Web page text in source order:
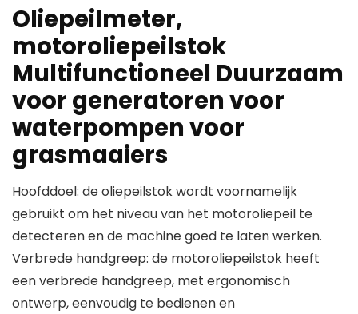
Oliepeilmeter,
motoroliepeilstok
Multifunctioneel Duurzaam
voor generatoren voor
waterpompen voor
grasmaaiers
Hoofddoel: de oliepeilstok wordt voornamelijk
gebruikt om het niveau van het motoroliepeil te
detecteren en de machine goed te laten werken.
Verbrede handgreep: de motoroliepeilstok heeft
een verbrede handgreep, met ergonomisch
ontwerp, eenvoudig te bedienen en